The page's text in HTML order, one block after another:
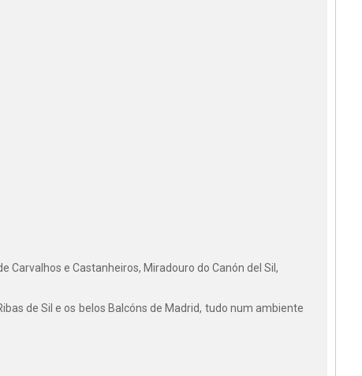
Carvalhos e Castanheiros, Miradouro do Canón del Sil,
de Sil e os belos Balcóns de Madrid, tudo num ambiente